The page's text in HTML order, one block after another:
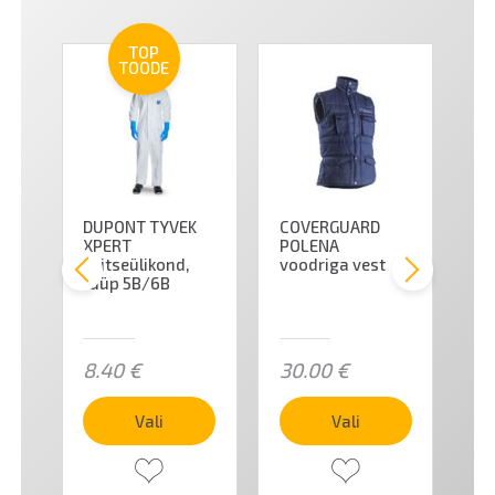
DUPONT TYVEK
XPERT
kaitseülikond,
tüüp 5B/6B
TOP
TOODE
8.40€
Vali
COVERGUARD
POLENA
voodriga vest
30.00€
Vali